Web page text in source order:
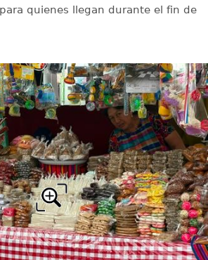
quienes llegan durante el fin de